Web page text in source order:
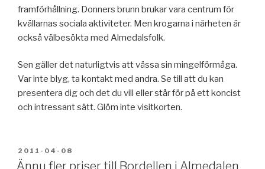
framförhållning. Donners brunn brukar vara centrum för
kvällarnas sociala aktiviteter. Men krogarna i närheten är
också välbesökta med Almedalsfolk.
Sen gäller det naturligtvis att vässa sin mingelförmåga.
Var inte blyg, ta kontakt med andra. Se till att du kan
presentera dig och det du vill eller står för på ett koncist
och intressant sätt. Glöm inte visitkorten.
POSTED
ON
2011-04-08
Ännu fler priser till Bordellen i Almedalen